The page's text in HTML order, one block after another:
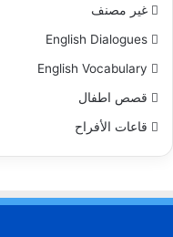
غير مصنف
English Dialogues
English Vocabulary
قصص اطفال
قاعات الأفراح